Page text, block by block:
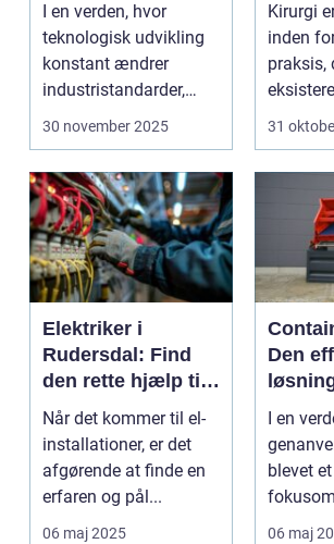
I en verden, hvor
teknologisk udvikling
konstant ændrer
industristandarder,
bliver behovet for...
30 november 2025
Kirurgi
inden
praksis,
31
Elektriker i
Rudersdal: Find
den rette hjælp til
dine el-
installationer
Når det kommer til el-
installationer, er det
afgørende at finde en
erfaren og pål...
06 maj 2025
Den
dustri
I en
blevet
og
06 maj